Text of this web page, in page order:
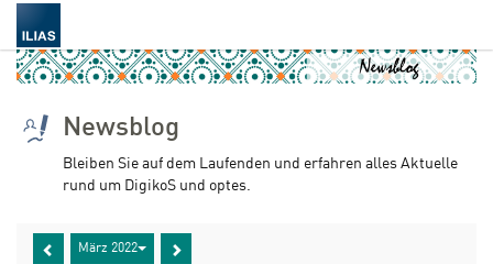
Newsblog
Bleiben Sie auf dem Laufenden und erfahren alles Aktuelle
rund um DigikoS und optes.
März 2022